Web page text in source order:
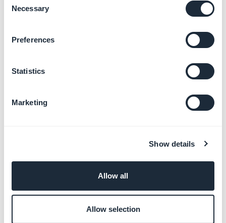
Selection
Necessary
Preferences
Statistics
Marketing
Show details
Allow all
Allow selection
Testar seu App antes de
Saiba mais